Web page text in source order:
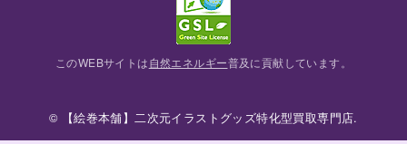
このWEBサイトは自然エネルギー普及に貢献しています。
© 【絵巻本舗】二次元イラストグッズ特化型買取専門店.